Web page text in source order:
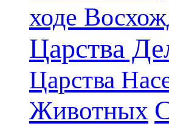
ходе
Царства
Царства
Животных